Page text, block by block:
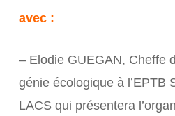
avec :
– Elodie GUEGAN, Cheffe
génie écologique à l’EPTB
LACS qui présentera